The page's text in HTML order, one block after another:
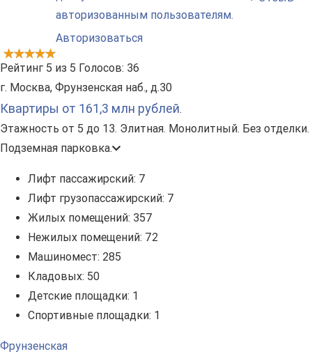
авторизованным пользователям.
Авторизоваться
Рейтинг 5 из 5 Голосов: 36
г. Москва, Фрунзенская наб., д.30
Квартиры от 161,3 млн рублей.
Этажность от 5 до 13. Элитная. Монолитный. Без отделки.
Подземная парковка.
Лифт пассажирский: 7
Лифт грузопассажирский: 7
Жилых помещений: 357
Нежилых помещений: 72
Машиномест: 285
Кладовых: 50
Детские площадки: 1
Спортивные площадки: 1
Фрунзенская